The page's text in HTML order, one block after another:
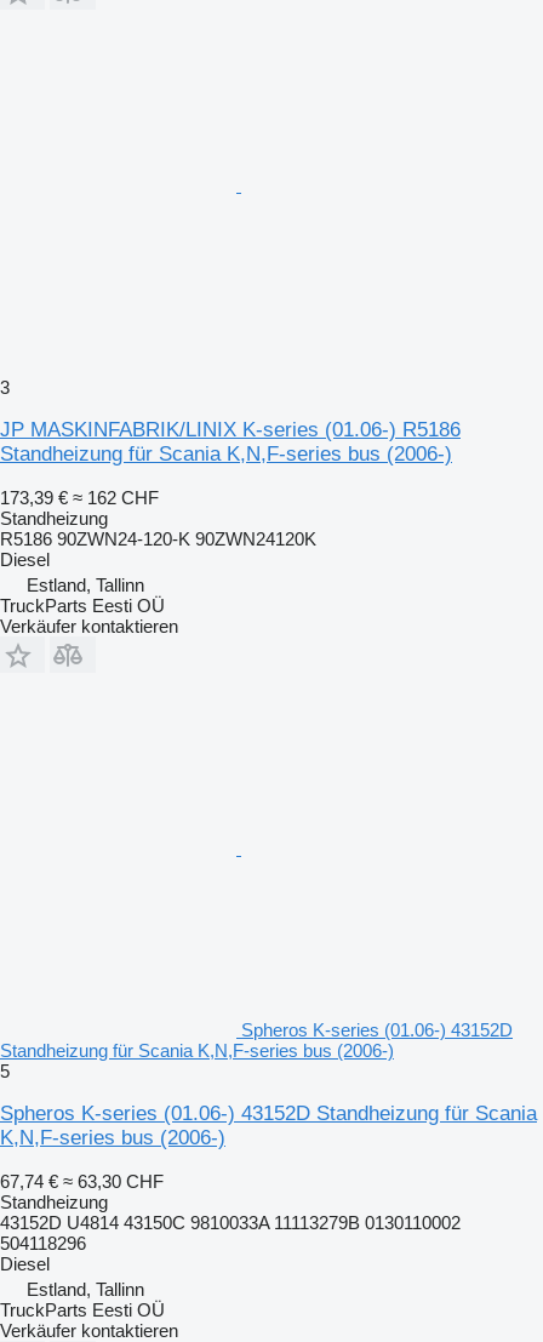
3
JP MASKINFABRIK/LINIX K-series (01.06-) R5186
Standheizung für Scania K,N,F-series bus (2006-)
173,39 € ≈ 162 CHF
Standheizung
R5186 90ZWN24-120-K 90ZWN24120K
Diesel
Estland, Tallinn
TruckParts Eesti OÜ
Verkäufer kontaktieren
Spheros K-series (01.06-) 43152D
Standheizung für Scania K,N,F-series bus (2006-)
5
Spheros K-series (01.06-) 43152D Standheizung für Scania
K,N,F-series bus (2006-)
67,74 € ≈ 63,30 CHF
Standheizung
43152D U4814 43150C 9810033A 11113279B 0130110002
504118296
Diesel
Estland, Tallinn
TruckParts Eesti OÜ
Verkäufer kontaktieren